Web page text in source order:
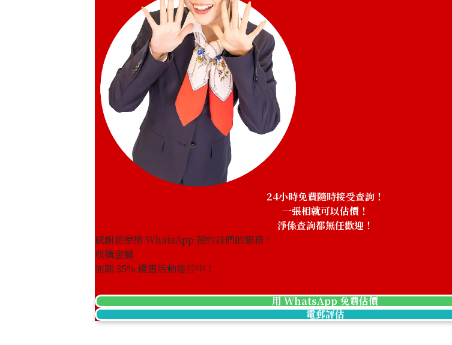
21-karat gold (K21) American 20 dollar double eagle gold coin
33.4g
參考回收價
HKD 41,316.47
24小時免費隨時接受查詢！
一張相就可以估價！
淨係查詢都無任歡迎！
感謝您使用 WhatsApp 預約我們的服務！
收購金額
加碼35% 優惠活動進行中！
用 WhatsApp 免費估價
電郵評估